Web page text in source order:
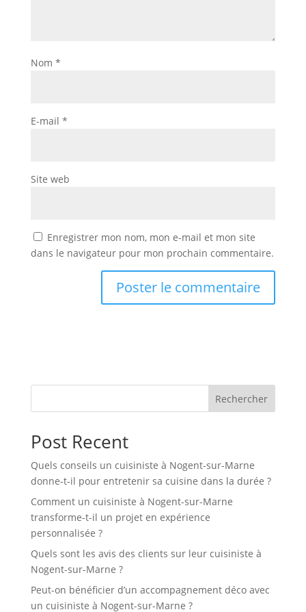
Nom *
E-mail *
Site web
Enregistrer mon nom, mon e-mail et mon site
dans le navigateur pour mon prochain commentaire.
Rechercher
Post Recent
Quels conseils un cuisiniste à Nogent-sur-Marne
donne-t-il pour entretenir sa cuisine dans la durée ?
Comment un cuisiniste à Nogent-sur-Marne
transforme-t-il un projet en expérience
personnalisée ?
Quels sont les avis des clients sur leur cuisiniste à
Nogent-sur-Marne ?
Peut-on bénéficier d’un accompagnement déco avec
un cuisiniste à Nogent-sur-Marne ?